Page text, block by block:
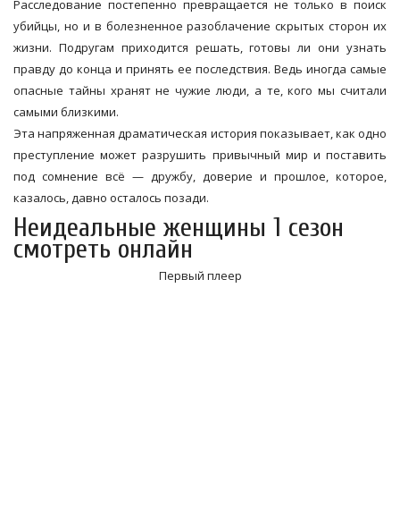
Расследование постепенно превращается не только в поиск
убийцы, но и в болезненное разоблачение скрытых сторон их
жизни. Подругам приходится решать, готовы ли они узнать
правду до конца и принять ее последствия. Ведь иногда самые
опасные тайны хранят не чужие люди, а те, кого мы считали
самыми близкими.
Эта напряженная драматическая история показывает, как одно
преступление может разрушить привычный мир и поставить
под сомнение всё — дружбу, доверие и прошлое, которое,
казалось, давно осталось позади.
Неидеальные женщины 1 сезон
смотреть онлайн
Первый плеер